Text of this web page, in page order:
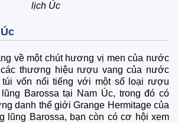
lịch Úc
về một chút hương vị men của nước
thương hiệu rượu vang của nước
vốn nổi tiếng với một số loại rượu
Barossa tại Nam Úc, trong đó có
danh thế giới Grange Hermitage của
lũng Barossa, bạn còn có cơ hội xem